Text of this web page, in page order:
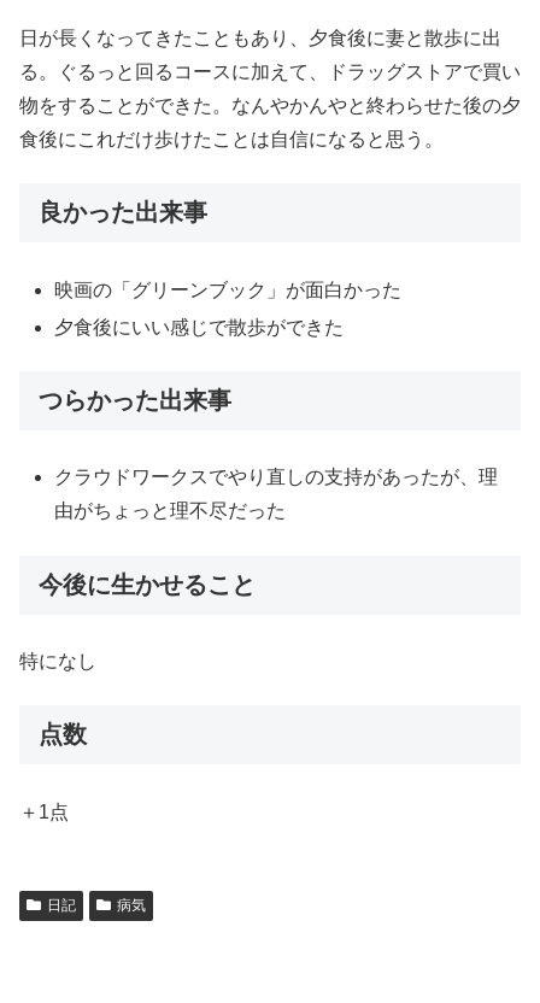
日が長くなってきたこともあり、夕食後に妻と散歩に出
る。ぐるっと回るコースに加えて、ドラッグストアで買い
物をすることができた。なんやかんやと終わらせた後の夕
食後にこれだけ歩けたことは自信になると思う。
良かった出来事
映画の「グリーンブック」が面白かった
夕食後にいい感じで散歩ができた
つらかった出来事
クラウドワークスでやり直しの支持があったが、理
由がちょっと理不尽だった
今後に生かせること
特になし
点数
＋1点
日記 病気